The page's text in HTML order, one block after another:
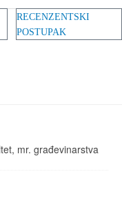
RECENZENTSKI
POSTUPAK
mr. građevinarstva